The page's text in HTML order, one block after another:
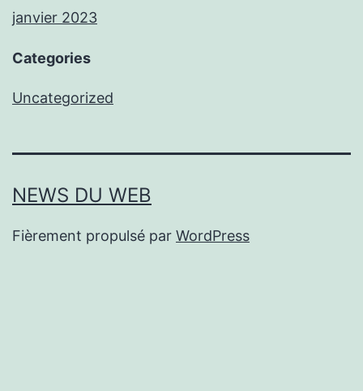
janvier 2023
Categories
Uncategorized
NEWS DU WEB
Fièrement propulsé par WordPress